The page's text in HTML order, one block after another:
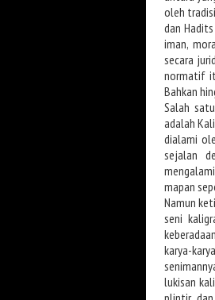
oleh
dan
iman,
secara
normatif
Bahkan
Salah
adalah
dialami
sejalan
mapan
Namun
seni
karya-
lukisan